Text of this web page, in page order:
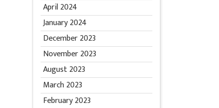
April 2024
January 2024
December 2023
November 2023
August 2023
March 2023
February 2023